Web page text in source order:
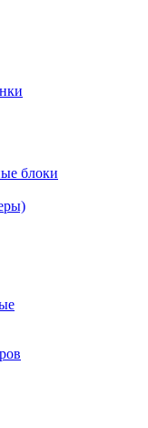
блоки